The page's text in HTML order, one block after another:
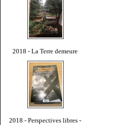
2018 - La Terre demeure
2018 - Perspectives libres -